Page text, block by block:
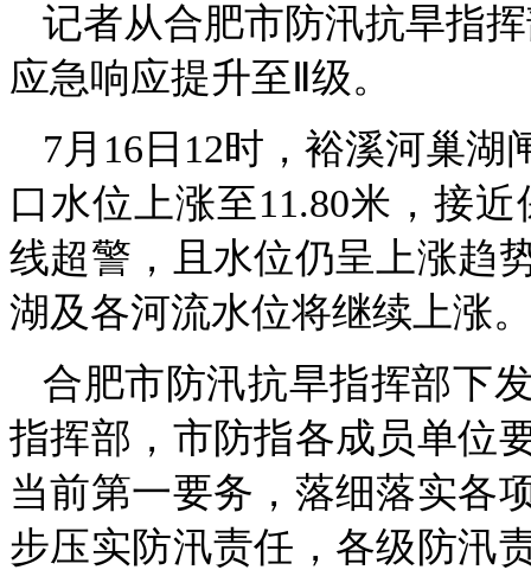
记者从合肥市防汛抗旱指
应急响应提升至Ⅱ级。
7月16日12时，裕溪河巢湖
口水位上涨至11.80米，接
线超警，且水位仍呈上涨趋
湖及各河流水位将继续上涨
合肥市防汛抗旱指挥部下
指挥部，市防指各成员单位
当前第一要务，落细落实各
步压实防汛责任，各级防汛